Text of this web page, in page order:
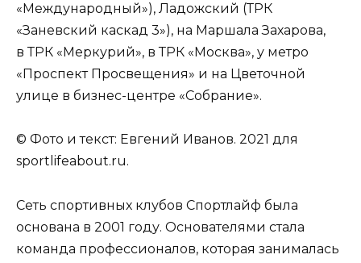
«Международный»), Ладожский (ТРК
«Заневский каскад 3»), на Маршала Захарова,
в ТРК «Меркурий», в ТРК «Москва», у метро
«Проспект Просвещения» и на Цветочной
улице в бизнес-центре «Собрание».
© Фото и текст: Евгений Иванов. 2021 для
sportlifeabout.ru.
Сеть спортивных клубов Спортлайф была
основана в 2001 году. Основателями стала
команда профессионалов, которая занималась